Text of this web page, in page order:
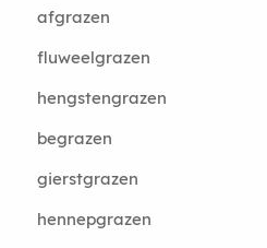
afgrazen
fluweelgrazen
hengstengrazen
begrazen
gierstgrazen
hennepgrazen